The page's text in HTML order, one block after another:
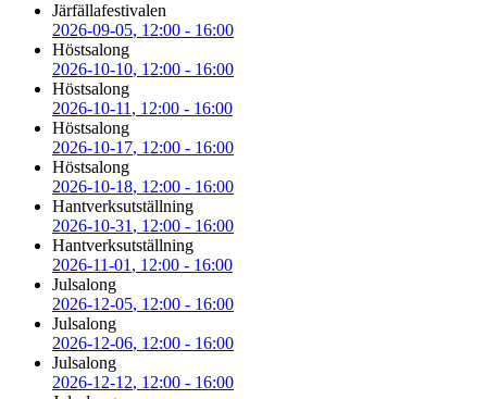
Järfällafestivalen
2026-09-05, 12:00 - 16:00
Höstsalong
2026-10-10, 12:00 - 16:00
Höstsalong
2026-10-11 , 12:00 - 16:00
Höstsalong
2026-10-17, 12:00 - 16:00
Höstsalong
2026-10-18, 12:00 - 16:00
Hantverksutställning
2026-10-31 , 12:00 - 16:00
Hantverksutställning
2026-11-01 , 12:00 - 16:00
Julsalong
2026-12-05, 12:00 - 16:00
Julsalong
2026-12-06, 12:00 - 16:00
Julsalong
2026-12-12, 12:00 - 16:00